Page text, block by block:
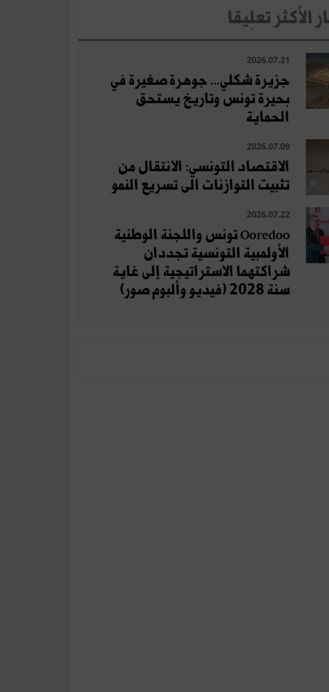
الأكثر تعلِيقا
2026.07.21
جزيرة شكلي... جوهرة صغيرة في
بحيرة تونس وتاريخ يستحق
الحماية
2026.07.09
الاقتصاد التونسي: الانتقال من
تثبيت التوازنات الى تسريع النمو
2026.07.22
Ooredoo تونس واللجنة الوطنية
الأولمبية التونسية تجددان
شراكتهما الاستراتيجية إلى غاية
سنة 2028 (فيديو وألبوم صور)